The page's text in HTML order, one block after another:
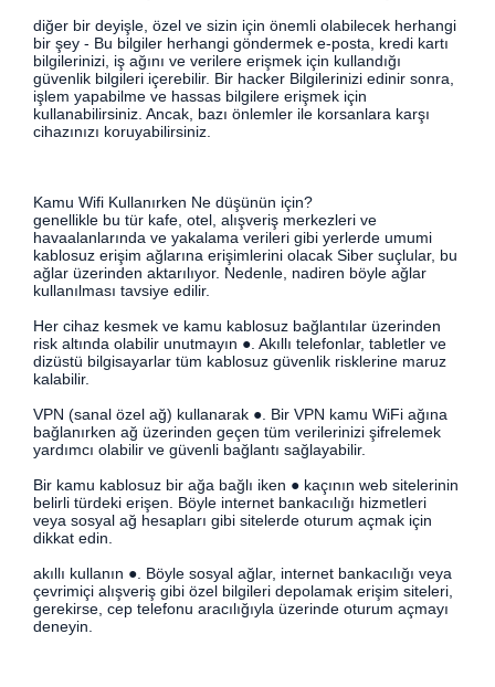
diğer bir deyişle, özel ve sizin için önemli olabilecek herhangi
bir şey - Bu bilgiler herhangi göndermek e-posta, kredi kartı
bilgilerinizi, iş ağını ve verilere erişmek için kullandığı
güvenlik bilgileri içerebilir. Bir hacker Bilgilerinizi edinir sonra,
işlem yapabilme ve hassas bilgilere erişmek için
kullanabilirsiniz. Ancak, bazı önlemler ile korsanlara karşı
cihazınızı koruyabilirsiniz.
Kamu Wifi Kullanırken Ne düşünün için?
genellikle bu tür kafe, otel, alışveriş merkezleri ve
havaalanlarında ve yakalama verileri gibi yerlerde umumi
kablosuz erişim ağlarına erişimlerini olacak Siber suçlular, bu
ağlar üzerinden aktarılıyor. Nedenle, nadiren böyle ağlar
kullanılması tavsiye edilir.
Her cihaz kesmek ve kamu kablosuz bağlantılar üzerinden
risk altında olabilir unutmayın ●. Akıllı telefonlar, tabletler ve
dizüstü bilgisayarlar tüm kablosuz güvenlik risklerine maruz
kalabilir.
VPN (sanal özel ağ) kullanarak ●. Bir VPN kamu WiFi ağına
bağlanırken ağ üzerinden geçen tüm verilerinizi şifrelemek
yardımcı olabilir ve güvenli bağlantı sağlayabilir.
Bir kamu kablosuz bir ağa bağlı iken ● kaçının web sitelerinin
belirli türdeki erişen. Böyle internet bankacılığı hizmetleri
veya sosyal ağ hesapları gibi sitelerde oturum açmak için
dikkat edin.
akıllı kullanın ●. Böyle sosyal ağlar, internet bankacılığı veya
çevrimiçi alışveriş gibi özel bilgileri depolamak erişim siteleri,
gerekirse, cep telefonu aracılığıyla üzerinde oturum açmayı
deneyin.